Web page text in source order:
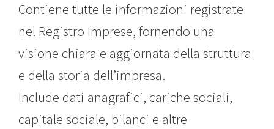
Contiene tutte le informazioni registrate
nel Registro Imprese, fornendo una
visione chiara e aggiornata della struttura
e della storia dell’impresa.
Include dati anagrafici, cariche sociali,
capitale sociale, bilanci e altre